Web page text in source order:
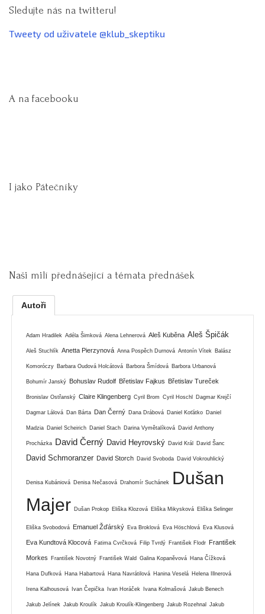
Sledujte nás na twitteru!
Tweety od uživatele @klub_skeptiku
A na facebooku
I jako Pátečníky
Naši milí přednášející a témata přednášek
Autoři
Adam Hradilek Adéla Šimková Alena Lehnerová Aleš Kuběna Aleš Špičák
Aleš Stuchlík Anetta Pierzynová Anna Pospěch Durnová Antonín Vítek Balász
Komoróczy Barbara Oudová Holcátová Barbora Šmídová Barbora Urbanová
Bohumír Janský Bohuslav Rudolf Břetislav Fajkus Břetislav Tureček
Bronislav Ostřanský Claire Klingenberg Cyril Brom Cyril Hoschl Dagmar Krejčí
Dagmar Lálová Dan Bárta Dan Černý Dana Drábová Daniel Koťátko Daniel
Madzia Daniel Scheirich Daniel Stach Darina Vymětalíková David Anthony
Procházka David Černý David Heyrovský David Král David Šanc
David Schmoranzer David Storch David Svoboda David Vokrouhlický
Denisa Kubániová Denisa Nečasová Drahomír Suchánek
Dušan
Majer Dušan Prokop Eliška Klozová Eliška Mikysková Eliška Selinger
Eliška Svobodová Emanuel Žďárský Eva Broklová Eva Höschlová Eva Klusová
Eva Kundtová Klocová Fatima Cvrčková Filip Tvrdý František Flodr František
Morkes František Novotný František Wald Galina Kopaněvová Hana Čížková
Hana Dufková Hana Habartová Hana Navrátilová Hanina Veselá Helena Illnerová
Irena Kalhousová Ivan Čepička Ivan Horáček Ivana Kolmašová Jakub Benech
Jakub Jelínek Jakub Kroulík Jakub Kroulík-Klingenberg Jakub Rozehnal Jakub